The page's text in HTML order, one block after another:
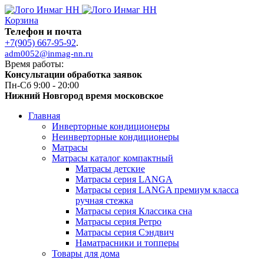
Корзина
Телефон и почта
+7(905) 667-95-92.
adm0052@inmag-nn.ru
Время работы:
Консультации обработка заявок
Пн-Сб 9:00 - 20:00
Нижний Новгород время московское
Главная
Инверторные кондиционеры
Неинверторные кондиционеры
Матрасы
Матрасы каталог компактный
Матрасы детские
Матрасы серия LANGA
Матрасы серия LANGA премиум класса
ручная стежка
Матрасы серия Классика сна
Матрасы серия Ретро
Матрасы серия Сэндвич
Наматрасники и топперы
Товары для дома